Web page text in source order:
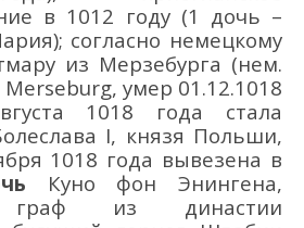
в 1012 году (1 дочь –
); согласно немецкому
из Мерзебурга (нем.
Merseburg, умер 01.12.1018
1018 года стала
I, князя Польши,
1018 года вывезена в
Куно фон Энингена,
граф
из династии